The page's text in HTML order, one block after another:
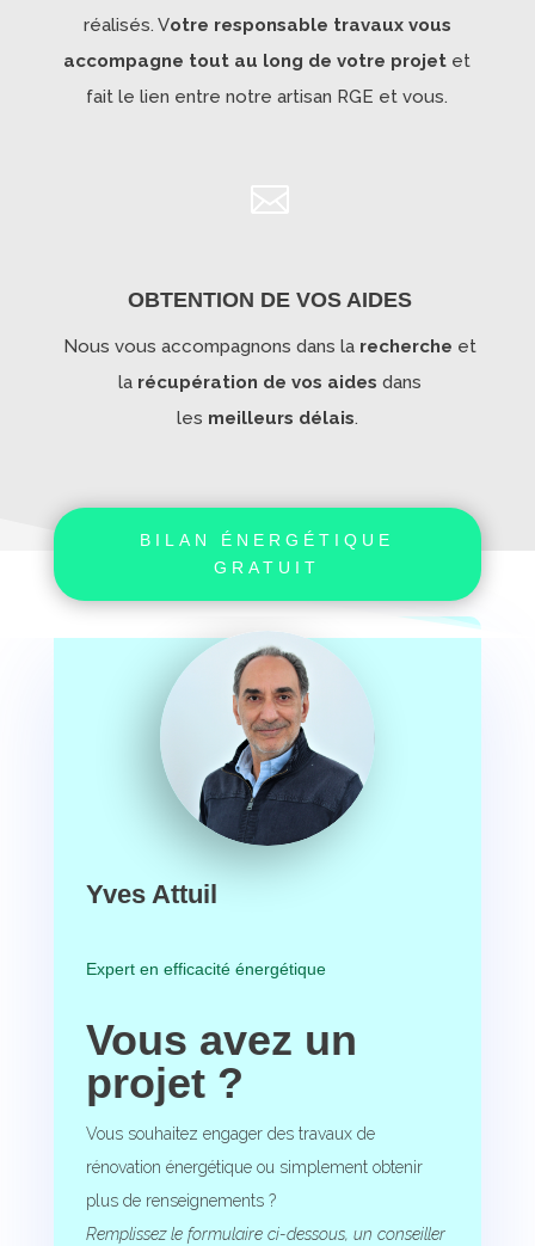
réalisés. Votre responsable travaux vous
accompagne tout au long de votre projet et
fait le lien entre notre artisan RGE et vous.
OBTENTION DE VOS AIDES
Nous vous accompagnons dans la recherche et
la récupération de vos aides dans
les meilleurs délais.
BILAN ÉNERGÉTIQUE
GRATUIT
Yves Attuil
Expert en efficacité énergétique
Vous avez un
projet ?
Vous souhaitez engager des travaux de
rénovation énergétique ou simplement obtenir
plus de renseignements ?
Remplissez le formulaire ci-dessous, un conseiller